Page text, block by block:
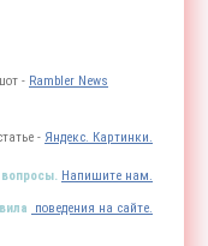
- Rambler News
- Яндекс. Картинки.
вопросы. Напишите нам.
поведения на сайте.